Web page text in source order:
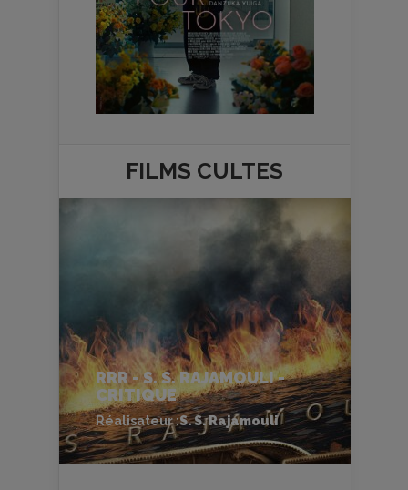
FILMS CULTES
RRR - S. S. RAJAMOULI -
CRITIQUE
Réalisateur :S. S. Rajamouli